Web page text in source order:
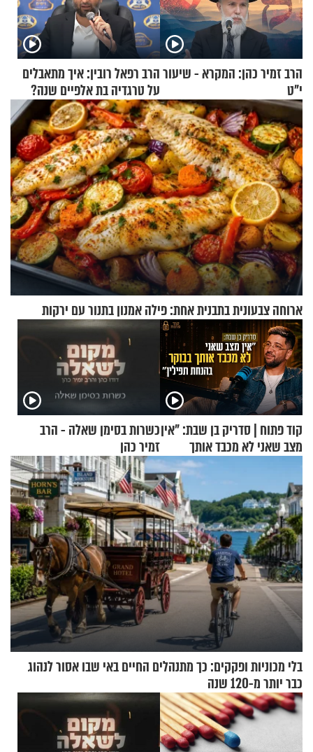
הרב זמיר כהן: המקרא - שיעור
י"ט
הרב רפאל רובין: איך מתאבלים
על טרגדיה בת אלפיים שנה?
ארוחה צבעונית בתבנית אחת: פילה אמנון בתנור עם ירקות
קוד פתוח | סדריק בן שבת: "אין
מצב שאני לא מכבד אותך
בבוקר בהנחת תפילין"
כשרות בסימן שאלה - הרב
זמיר כהן
בלי מכוניות ופקקים: כך מתנהלים החיים באי שבו אסור לנהוג
כבר יותר מ-120 שנה